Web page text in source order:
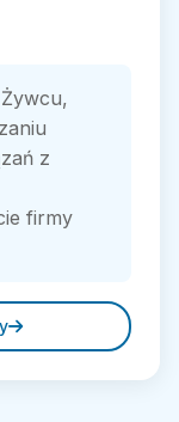
z
firmy